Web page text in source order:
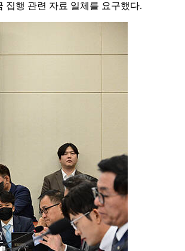
집행 관련 자료 일체를 요구했다.